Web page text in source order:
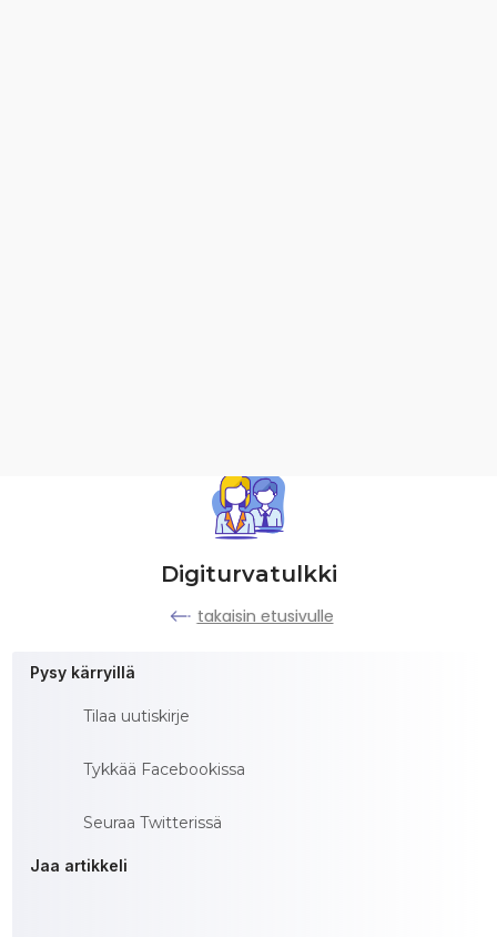
Digiturvatulkki
takaisin etusivulle
Pysy kärryillä
Tilaa uutiskirje
Tykkää Facebookissa
Seuraa Twitterissä
Jaa artikkeli